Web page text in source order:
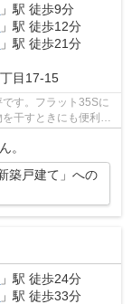
」駅 徒歩9分
」駅 徒歩12分
」駅 徒歩21分
丁目17-15
す。フラット35Sに
干すときにも便利で
。
築戸建て」への
」駅 徒歩24分
」駅 徒歩33分